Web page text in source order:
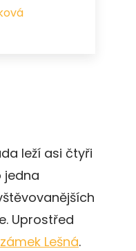
leží asi čtyři
jedna
Uprostřed
zámek Lešná.